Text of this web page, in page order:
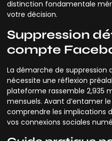
distinction fondamentale
votre décision.
Suppression
compte
La démarche de suppression
nécessite une réflexion
plateforme rassemble 2,935
mensuels. Avant d’entamer
comprendre les implications
vos connexions sociales